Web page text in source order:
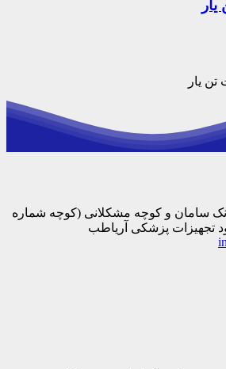
سامان و کوچه مشکلانی (کوچه شماره